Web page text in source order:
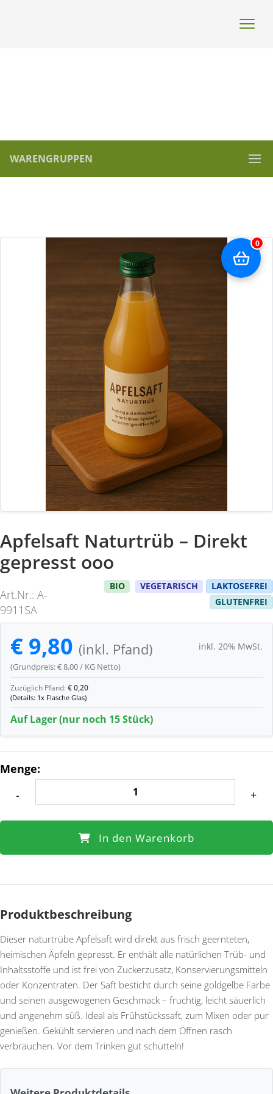
WARENGRUPPEN
Apfelsaft Naturtrüb – Direkt
gepresst ooo
Art.Nr.: A-
9911SA
BIO VEGETARISCH
LAKTOSEFREI
GLUTENFREI
€ 9,80 (inkl. Pfand) inkl. 20% MwSt.
(Grundpreis: € 8,00 / KG Netto)
Zuzüglich Pfand: € 0,20
(Details: 1x Flasche Glas)
Auf Lager (nur noch 15 Stück)
Menge:
-
+
In den Warenkorb
Produktbeschreibung
Dieser naturtrübe Apfelsaft wird direkt aus frisch geernteten,
heimischen Äpfeln gepresst. Er enthält alle natürlichen Trüb- und
Inhaltsstoffe und ist frei von Zuckerzusatz, Konservierungsmitteln
oder Konzentraten. Der Saft besticht durch seine goldgelbe Farbe
und seinen ausgewogenen Geschmack – fruchtig, leicht säuerlich
und angenehm süß. Ideal als Frühstückssaft, zum Mixen oder pur
genießen. Gekühlt servieren und nach dem Öffnen rasch
verbrauchen. Vor dem Trinken gut schütteln!
0